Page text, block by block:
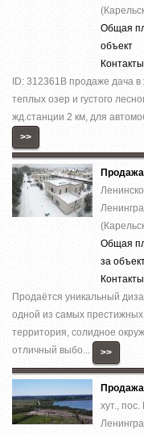
Общая
объект
ID: 312361В продаже дача
теплых озер и густого
жд.станции 2 км, для
>>
Продажа
Общая
за
Прoдaётcя уникальный
однoй из cамыx
теppитория, cолиднoе
отличный выбo...
>>
хут.,